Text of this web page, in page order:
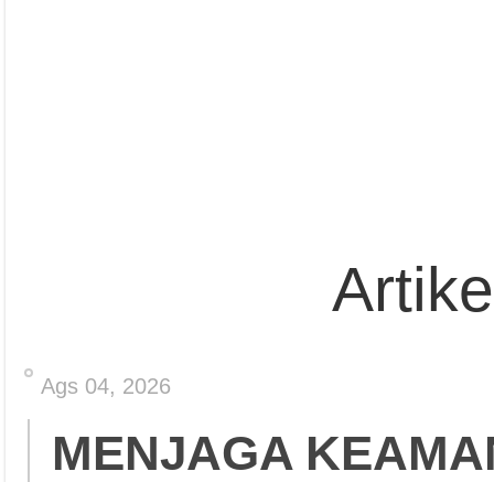
Ags 04, 2026
MENJAGA